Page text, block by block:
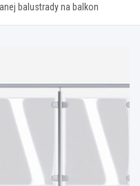
balustrady na balkon